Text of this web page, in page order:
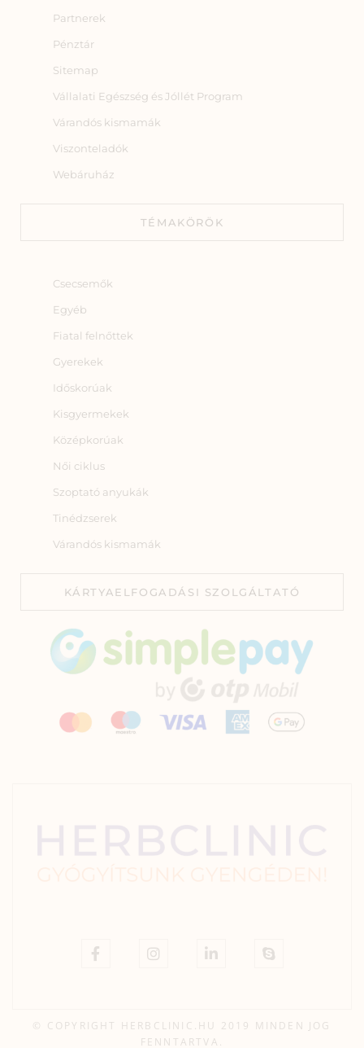
Partnerek
Pénztár
Sitemap
Vállalati Egészség és Jóllét Program
Várandós kismamák
Viszonteladók
Webáruház
TÉMAKÖRÖK
Csecsemők
Egyéb
Fiatal felnőttek
Gyerekek
Időskorúak
Kisgyermekek
Középkorúak
Női ciklus
Szoptató anyukák
Tinédzserek
Várandós kismamák
KÁRTYAELFOGADÁSI SZOLGÁLTATÓ
© COPYRIGHT HERBCLINIC.HU 2019 MINDEN JOG
FENNTARTVA.